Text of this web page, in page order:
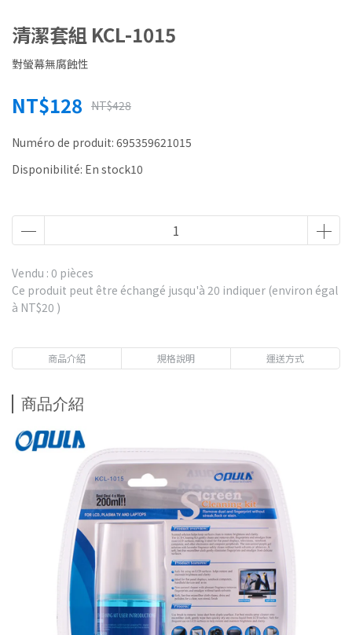
清潔套組 KCL-1015
對螢幕無腐蝕性
NT$128 NT$428
Numéro de produit: 695359621015
Disponibilité: En stock10
Vendu : 0 pièces
Ce produit peut être échangé jusqu'à 20 indiquer (environ égal
à NT$20 )
商品介紹 規格說明 運送方式
商品介紹